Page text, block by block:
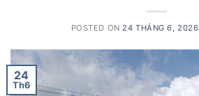
POSTED ON24 THÁNG 6, 2026
24
Th6